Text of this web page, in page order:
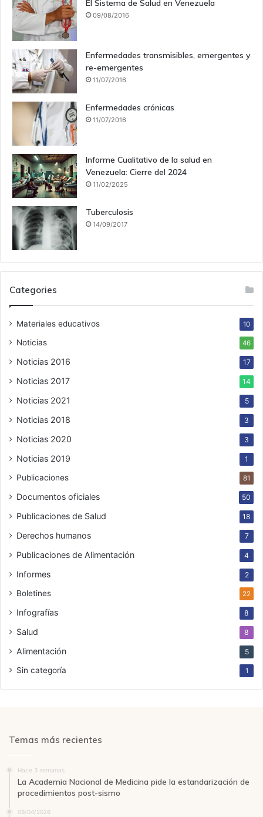
El Sistema de Salud en Venezuela
09/08/2016
Enfermedades transmisibles, emergentes y
re-emergentes
11/07/2016
Enfermedades crónicas
11/07/2016
Informe Cualitativo de la salud en
Venezuela: Cierre del 2024
11/02/2025
Tuberculosis
14/09/2017
Categories
Materiales educativos 10
Noticias 46
Noticias 2016 17
Noticias 2017 14
Noticias 2021 5
Noticias 2018 3
Noticias 2020 3
Noticias 2019 1
Publicaciones 81
Documentos oficiales 50
Publicaciones de Salud 18
Derechos humanos 7
Publicaciones de Alimentación 4
Informes 2
Boletines 22
Infografías 8
Salud 8
Alimentación 5
Sin categoría 1
Temas más recientes
Hace 3 semanas
La Academia Nacional de Medicina pide la estandarización de
procedimientos post-sismo
09/04/2026